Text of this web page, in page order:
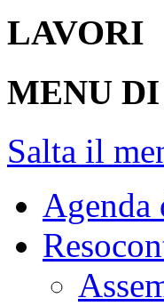
LAVORI
MENU
Salta il
Agenda